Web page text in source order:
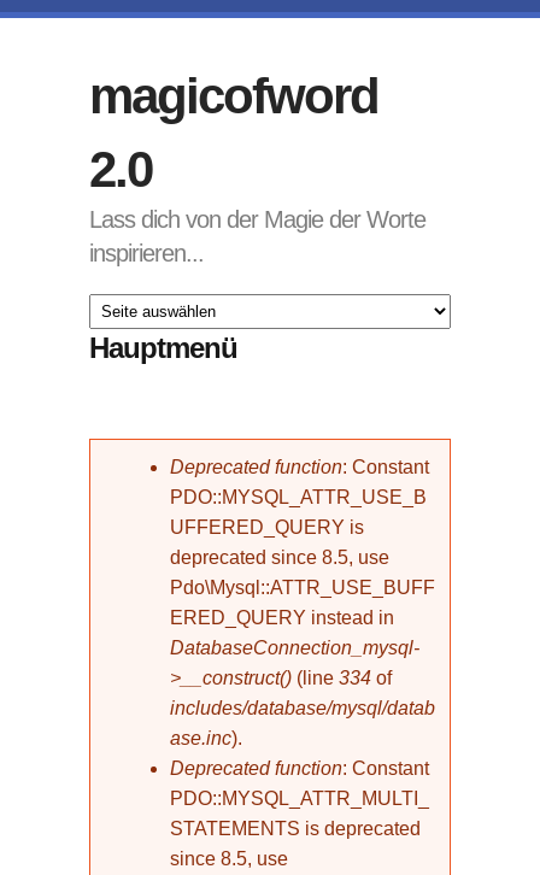
magicofword
2.0
Lass dich von der Magie der Worte
inspirieren...
Hauptmenü
Fehlermeldung
Deprecated function: Constant
PDO::MYSQL_ATTR_USE_B
UFFERED_QUERY is
deprecated since 8.5, use
Pdo\Mysql::ATTR_USE_BUFF
ERED_QUERY instead in
DatabaseConnection_mysql-
>__construct() (line 334 of
includes/database/mysql/datab
ase.inc).
Deprecated function: Constant
PDO::MYSQL_ATTR_MULTI_
STATEMENTS is deprecated
since 8.5, use